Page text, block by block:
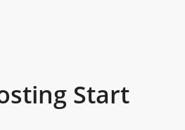
Start